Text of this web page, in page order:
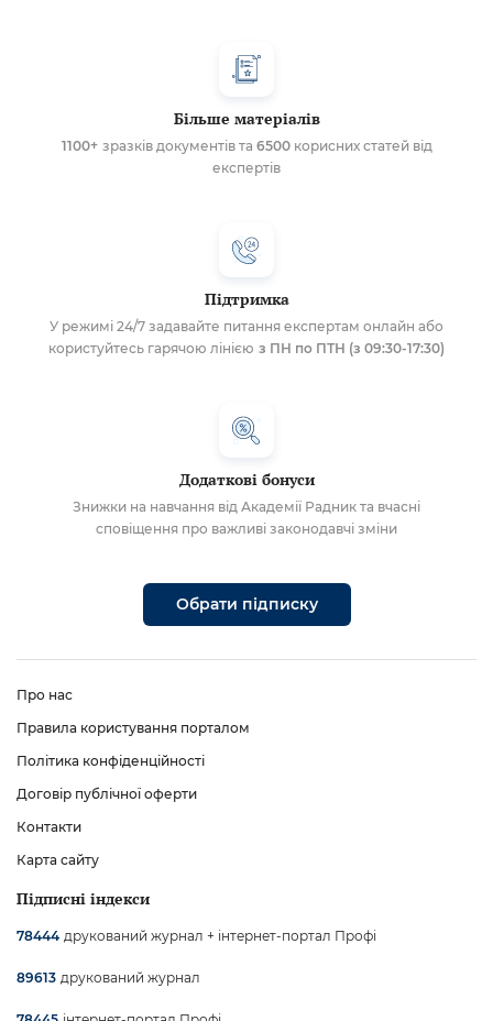
Більше матеріалів
1100+ зразків документів та 6500корисних статей від
експертів
Підтримка
У режимі 24/7 задавайте питання експертам онлайн або
користуйтесь гарячою лінією з ПН по ПТН (з 09:30-17:30)
Додаткові бонуси
Знижки на навчання від Академії Радник та вчасні
сповіщення про важливі законодавчі зміни
Обрати підписку
Про нас
Правила користування порталом
Політика конфіденційності
Договір публічної оферти
Контакти
Карта сайту
Підписні індекси
78444 друкований журнал + інтернет-портал Профі
89613 друкований журнал